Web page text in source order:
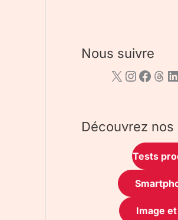
Nous suivre
Découvrez nos
Tests
Image